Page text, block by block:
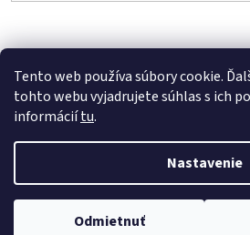
Tento web používa súbory cookie.
tohto webu vyjadrujete súhlas s ich
informáciítu.
Nastavenie
Odmietnuť
Vytvoril
Copyright 2026Vinyloveplatne.sk .